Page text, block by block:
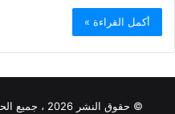
أكمل القراءة »
© حقوق النشر 2026 ، جميع الحقوق محفوظة |